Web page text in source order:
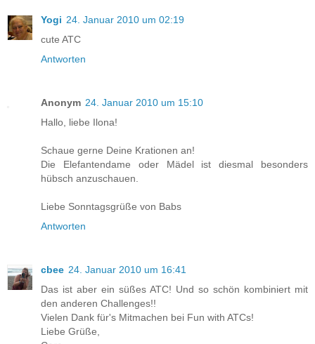
Yogi 24. Januar 2010 um 02:19
cute ATC
Antworten
Anonym 24. Januar 2010 um 15:10
Hallo, liebe Ilona!
Schaue gerne Deine Krationen an!
Die Elefantendame oder Mädel ist diesmal besonders
hübsch anzuschauen.
Liebe Sonntagsgrüße von Babs
Antworten
cbee 24. Januar 2010 um 16:41
Das ist aber ein süßes ATC! Und so schön kombiniert mit
den anderen Challenges!!
Vielen Dank für's Mitmachen bei Fun with ATCs!
Liebe Grüße,